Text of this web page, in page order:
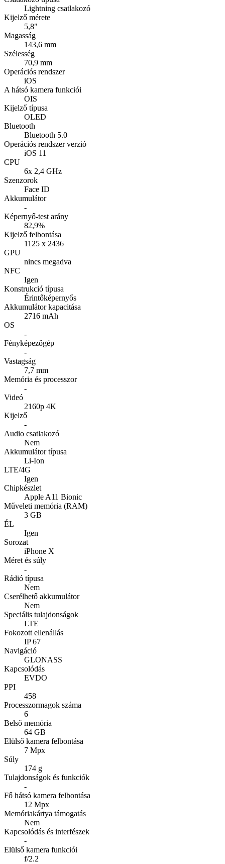
Lightning csatlakozó
Kijelző mérete
5,8"
Magasság
143,6 mm
Szélesség
70,9 mm
Operációs rendszer
iOS
A hátsó kamera funkciói
OIS
Kijelző típusa
OLED
Bluetooth
Bluetooth 5.0
Operációs rendszer verzió
iOS 11
CPU
6x 2,4 GHz
Szenzorok
Face ID
Akkumulátor
-
Képernyő-test arány
82,9%
Kijelző felbontása
1125 x 2436
GPU
nincs megadva
NFC
Igen
Konstrukció típusa
Érintőképernyős
Akkumulátor kapacitása
2716 mAh
OS
-
Fényképezőgép
-
Vastagság
7,7 mm
Memória és processzor
-
Videó
2160p 4K
Kijelző
-
Audio csatlakozó
Nem
Akkumulátor típusa
Li-Ion
LTE/4G
Igen
Chipkészlet
Apple A11 Bionic
Műveleti memória (RAM)
3 GB
ÉL
Igen
Sorozat
iPhone X
Méret és súly
-
Rádió típusa
Nem
Cserélhető akkumulátor
Nem
Speciális tulajdonságok
LTE
Fokozott ellenállás
IP 67
Navigáció
GLONASS
Kapcsolódás
EVDO
PPI
458
Processzormagok száma
6
Belső memória
64 GB
Elülső kamera felbontása
7 Mpx
Súly
174 g
Tulajdonságok és funkciók
-
Fő hátsó kamera felbontása
12 Mpx
Memóriakártya támogatás
Nem
Kapcsolódás és interfészek
-
Elülső kamera funkciói
f/2.2